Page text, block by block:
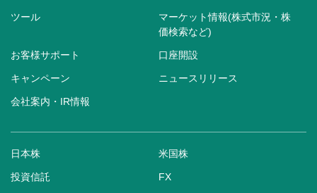
ツール
マーケット情報(株式市況・株
価検索など)
お客様サポート 口座開設
キャンペーン ニュースリリース
会社案内・IR情報
日本株 米国株
投資信託 FX